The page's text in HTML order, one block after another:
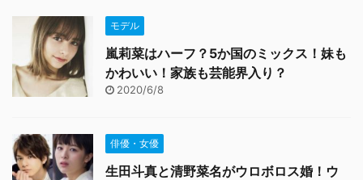
モデル
嵐莉菜はハーフ？5か国のミックス！妹も
かわいい！家族も芸能界入り？
2020/6/8
俳優・女優
生田斗真と清野菜名がウロボロス婚！ウ